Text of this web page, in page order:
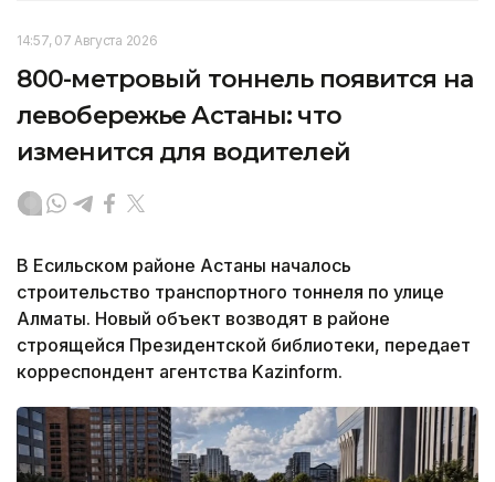
14:57, 07 Августа 2026
800-метровый тоннель появится на
левобережье Астаны: что
изменится для водителей
В Есильском районе Астаны началось
строительство транспортного тоннеля по улице
Алматы. Новый объект возводят в районе
строящейся Президентской библиотеки, передает
корреспондент агентства Kazinform.